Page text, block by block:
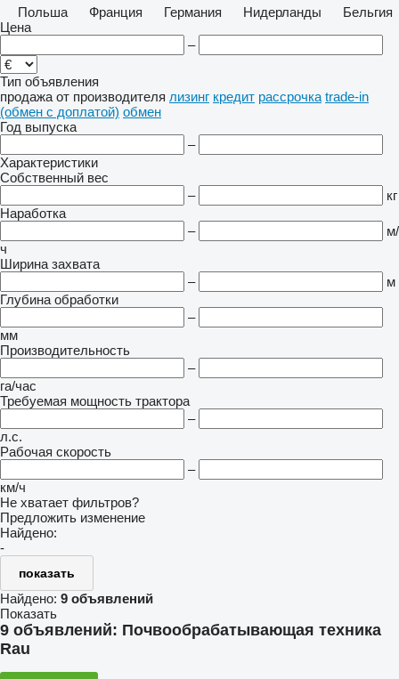
Польша
Франция Германия Нидерланды
Бельгия
Цена
–
Тип объявления
продажа от производителя лизинг кредит рассрочка trade-in
(обмен с доплатой) обмен
Год выпуска
–
Характеристики
Собственный вес
–
кг
Наработка
–
м/
ч
Ширина захвата
–
м
Глубина обработки
–
мм
Производительность
–
га/час
Требуемая мощность трактора
–
л.с.
Рабочая скорость
–
км/ч
Не хватает фильтров?
Предложить изменение
Найдено:
-
показать
Найдено: 9 объявлений
Показать
9 объявлений: Почвообрабатывающая техника
Rau